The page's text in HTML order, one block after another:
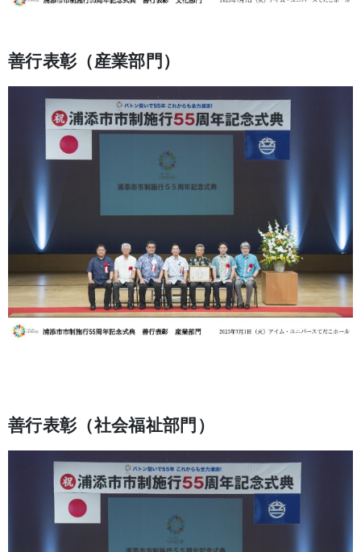
善行表彰（産業部門）
善行表彰（社会福祉部門）